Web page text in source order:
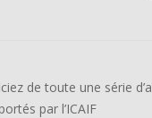
de toute une série
par l’ICAIF